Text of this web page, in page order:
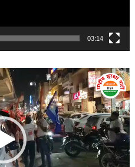
03:14